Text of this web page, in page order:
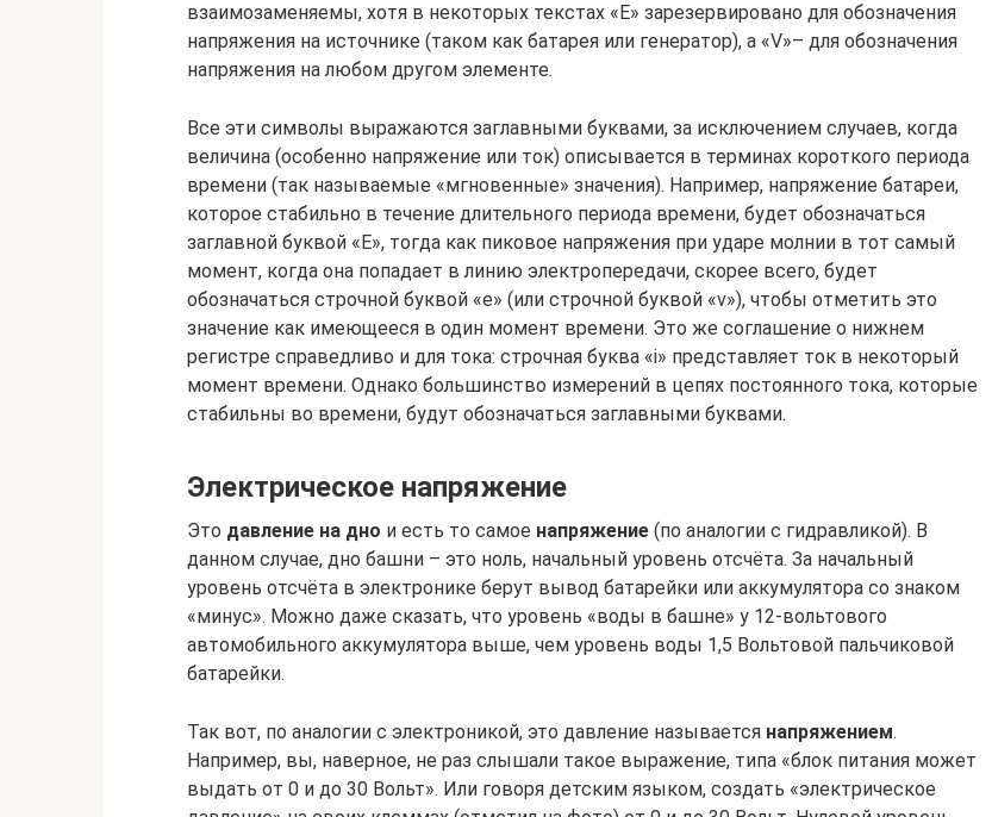
взаимозаменяемы, хотя в некоторых текстах «E» зарезервировано для обозначения
напряжения на источнике (таком как батарея или генератор), а «V»– для обозначения
напряжения на любом другом элементе.
Все эти символы выражаются заглавными буквами, за исключением случаев, когда
величина (особенно напряжение или ток) описывается в терминах короткого периода
времени (так называемые «мгновенные» значения). Например, напряжение батареи,
которое стабильно в течение длительного периода времени, будет обозначаться
заглавной буквой «E», тогда как пиковое напряжения при ударе молнии в тот самый
момент, когда она попадает в линию электропередачи, скорее всего, будет
обозначаться строчной буквой «е» (или строчной буквой «v»), чтобы отметить это
значение как имеющееся в один момент времени. Это же соглашение о нижнем
регистре справедливо и для тока: строчная буква «i» представляет ток в некоторый
момент времени. Однако большинство измерений в цепях постоянного тока, которые
стабильны во времени, будут обозначаться заглавными буквами.
Электрическое напряжение
Это давление на дно и есть то самое напряжение (по аналогии с гидравликой). В
данном случае, дно башни – это ноль, начальный уровень отсчёта. За начальный
уровень отсчёта в электронике берут вывод батарейки или аккумулятора со знаком
«минус». Можно даже сказать, что уровень «воды в башне» у 12-вольтового
автомобильного аккумулятора выше, чем уровень воды 1,5 Вольтовой пальчиковой
батарейки.
Так вот, по аналогии с электроникой, это давление называется напряжением.
Например, вы, наверное, не раз слышали такое выражение, типа «блок питания может
выдать от 0 и до 30 Вольт». Или говоря детским языком, создать «электрическое